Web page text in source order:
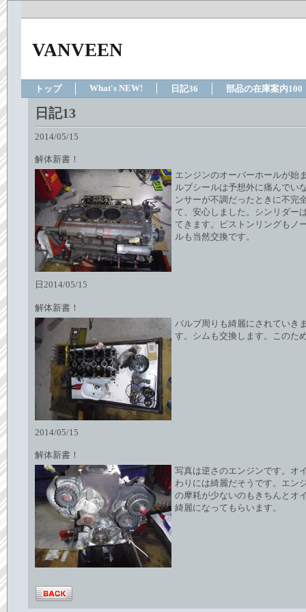
VANVEEN
トップ What's NEW! 日記36 部品の在庫案内100
日記13
2014/05/15
解体新書！
エンジンのオーバーホールが始
ルブシールは予想外に痛んでい
ンサーが不調だったときに不完
て、安心しました。シンリダー
てきます。ピストンリングもノ
ルも当然交換です。
日2014/05/15
解体新書！
バルブ周りも綺麗にされていき
す。シムも交換します。このた
2014/05/15
解体新書！
写真は逆さのエンジンです。オ
わりには綺麗だそうです。エン
の摩耗が少ないのもきちんとオ
綺麗になってもらいます。